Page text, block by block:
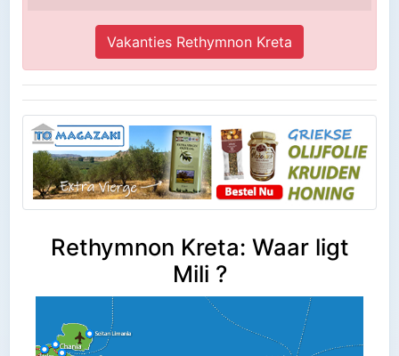
Vakanties Rethymnon Kreta
Rethymnon Kreta: Waar ligt
Mili ?